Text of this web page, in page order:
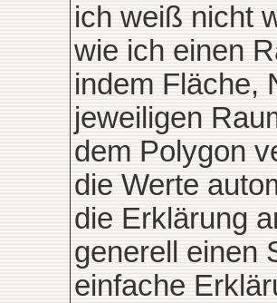
ich weiß nicht
wie ich einen
indem Fläche,
jeweiligen
dem Polygon
die Werte
die Erklärung
generell einen
einfache